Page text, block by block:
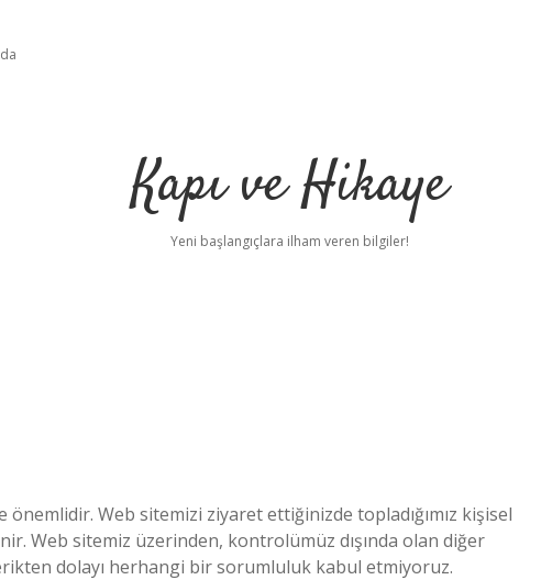
Kapı ve Hikaye
Yeni başlangıçlara ilham veren bilgiler!
Web sitemizi ziyaret ettiğinizde topladığımız kişisel
Web sitemiz üzerinden, kontrolümüz dışında olan diğer
dolayı herhangi bir sorumluluk kabul etmiyoruz.